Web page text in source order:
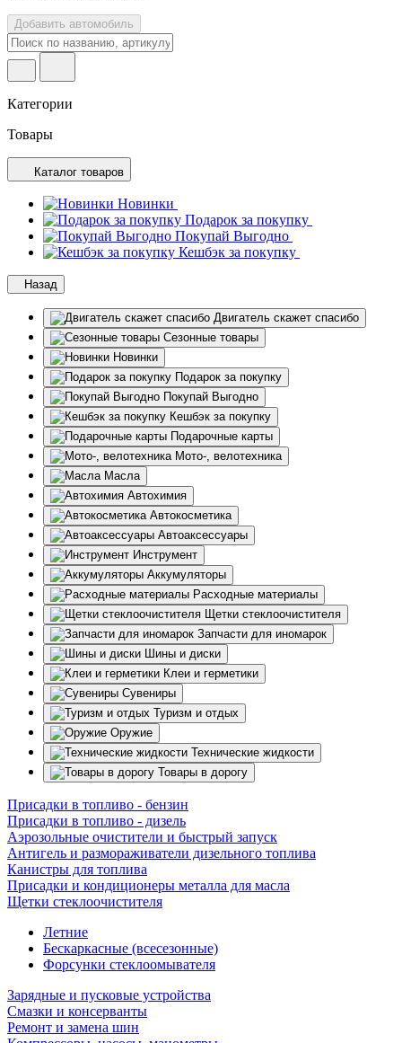
Добавить автомобиль
Категории
Товары
Каталог товаров
Новинки
Подарок за покупку
Покупай Выгодно
Кешбэк за покупку
Назад
Двигатель скажет спасибо
Сезонные товары
Новинки
Подарок за покупку
Покупай Выгодно
Кешбэк за покупку
Подарочные карты
Мото-, велотехника
Масла
Автохимия
Автокосметика
Автоаксессуары
Инструмент
Аккумуляторы
Расходные материалы
Щетки стеклоочистителя
Запчасти для иномарок
Шины и диски
Клеи и герметики
Сувениры
Туризм и отдых
Оружие
Технические жидкости
Товары в дорогу
Присадки в топливо - бензин
Присадки в топливо - дизель
Аэрозольные очистители и быстрый запуск
Антигель и размораживатели дизельного топлива
Канистры для топлива
Присадки и кондиционеры металла для масла
Щетки стеклоочистителя
Летние
Бескаркасные (всесезонные)
Форсунки стеклоомывателя
Зарядные и пусковые устройства
Смазки и консерванты
Ремонт и замена шин